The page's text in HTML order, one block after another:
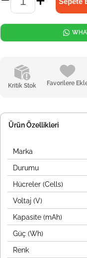
Kritik Stok Favorilere
Ürün Özellikleri
Marka
Durumu
Hücreler (Cells)
Voltaj (V)
Kapasite (mAh)
Güç (Wh)
Renk